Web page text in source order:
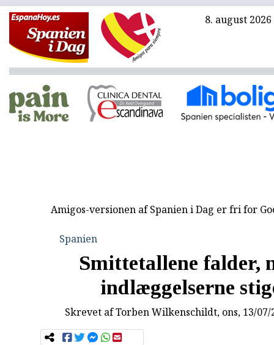
8. august 2026
Amigos-versionen af Spanien i Dag er fri for
Spanien
Smittetallene falder,
indlæggelserne
Skrevet afTorben Wilkenschildt, ons, 13/